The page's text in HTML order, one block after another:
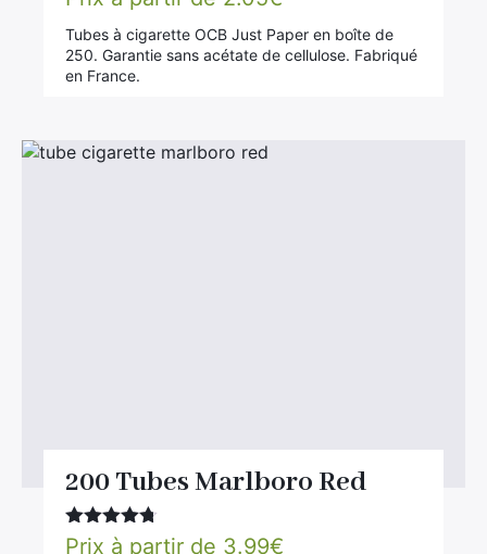
Tubes à cigarette OCB Just Paper en boîte de
250. Garantie sans acétate de cellulose. Fabriqué
en France.
200 Tubes Marlboro Red
Note 4.67
Prix à partir de 3.99€